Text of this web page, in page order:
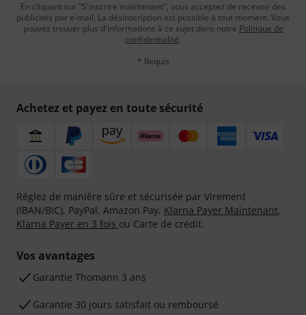
En cliquant sur "S'inscrire maintenant", vous acceptez de recevoir des
publicités par e-mail. La désinscription est possible à tout moment. Vous
pouvez trouver plus d'informations à ce sujet dans notre Politique de
confidentialité.
* Requis
Achetez et payez en toute sécurité
Réglez de manière sûre et sécurisée par Virement
(IBAN/BIC), PayPal, Amazon Pay, Klarna Payer Maintenant,
Klarna Payer en 3 fois ou Carte de crédit.
Vos avantages
Ga­ran­tie Thomann 3 ans
Garantie 30 jours satisfait ou remboursé